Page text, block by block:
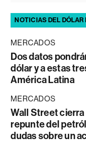
NOTICIAS DEL DÓLAR
MERCADOS
Dos datos
dólar y a estas
América Latina
MERCADOS
Wall Street cierra
repunte del
dudas sobre un